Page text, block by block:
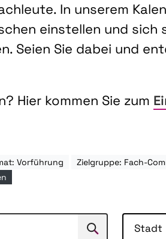
In unserem
einstellen und sich
Seien Sie dabei und
Hier kommen Sie zum
Vorführung
Zielgruppe: Fach-
Suchen Stadt